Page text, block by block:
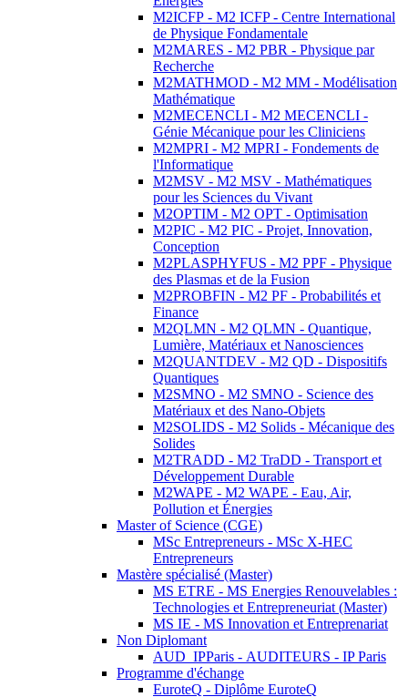
M2ICFP - M2 ICFP - Centre International
de Physique Fondamentale
M2MARES - M2 PBR - Physique par
Recherche
M2MATHMOD - M2 MM - Modélisation
Mathématique
M2MECENCLI - M2 MECENCLI -
Génie Mécanique pour les Cliniciens
M2MPRI - M2 MPRI - Fondements de
l'Informatique
M2MSV - M2 MSV - Mathématiques
pour les Sciences du Vivant
M2OPTIM - M2 OPT - Optimisation
M2PIC - M2 PIC - Projet, Innovation,
Conception
M2PLASPHYFUS - M2 PPF - Physique
des Plasmas et de la Fusion
M2PROBFIN - M2 PF - Probabilités et
Finance
M2QLMN - M2 QLMN - Quantique,
Lumière, Matériaux et Nanosciences
M2QUANTDEV - M2 QD - Dispositifs
Quantiques
M2SMNO - M2 SMNO - Science des
Matériaux et des Nano-Objets
M2SOLIDS - M2 Solids - Mécanique des
Solides
M2TRADD - M2 TraDD - Transport et
Développement Durable
M2WAPE - M2 WAPE - Eau, Air,
Pollution et Énergies
Master of Science (CGE)
MSc Entrepreneurs - MSc X-HEC
Entrepreneurs
Mastère spécialisé (Master)
MS ETRE - MS Energies Renouvelables :
Technologies et Entrepreneuriat (Master)
MS IE - MS Innovation et Entreprenariat
Non Diplomant
AUD_IPParis - AUDITEURS - IP Paris
Programme d'échange
EuroteQ - Diplôme EuroteQ